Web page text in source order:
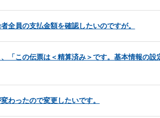
全員の支払金額を確認したいのですが。
「この伝票は＜精算済み＞です。基本情報の
わったので変更したいです。